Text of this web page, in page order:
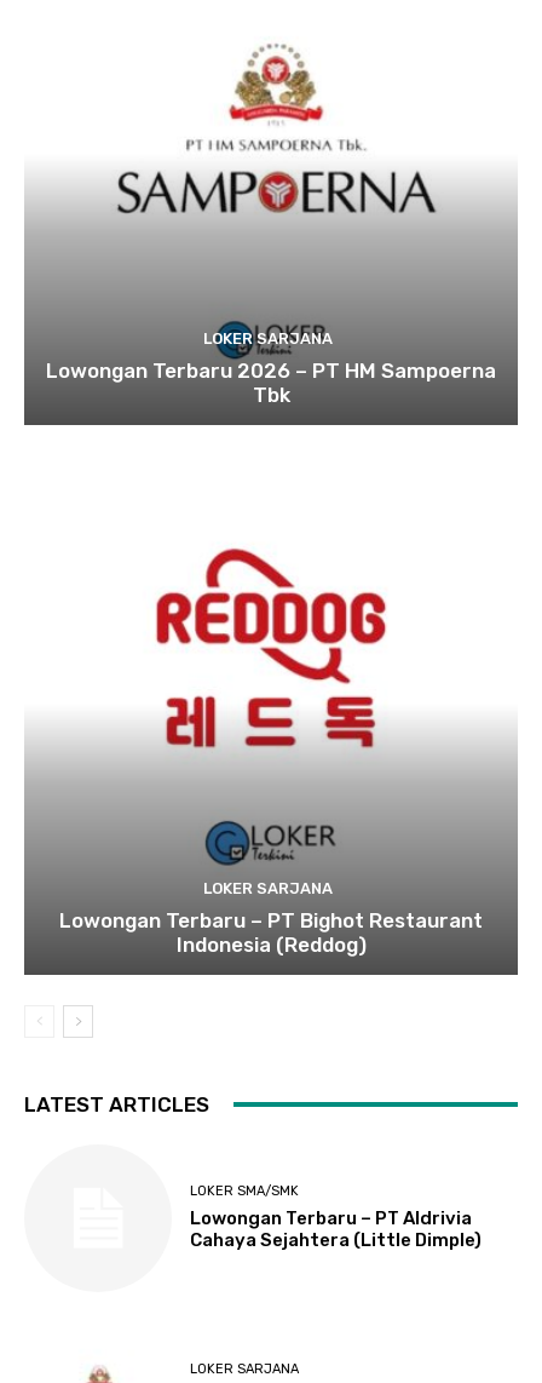
LOKER SARJANA
Lowongan Terbaru 2026 – PT HM Sampoerna
Tbk
LOKER SARJANA
Lowongan Terbaru – PT Bighot Restaurant
Indonesia (Reddog)
LATEST ARTICLES
LOKER SMA/SMK
Lowongan Terbaru – PT Aldrivia
Cahaya Sejahtera (Little Dimple)
LOKER SARJANA